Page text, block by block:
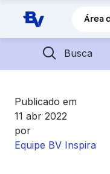
Pular para o
Área
Busca
Barra de busca
Descubra
Empréstimos
Financiamentos
Publicado em
11 abr 2022
por
Equipe BV Inspira